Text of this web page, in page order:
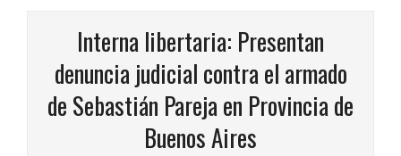
Interna libertaria: Presentan
denuncia judicial contra el armado
de Sebastián Pareja en Provincia de
Buenos Aires